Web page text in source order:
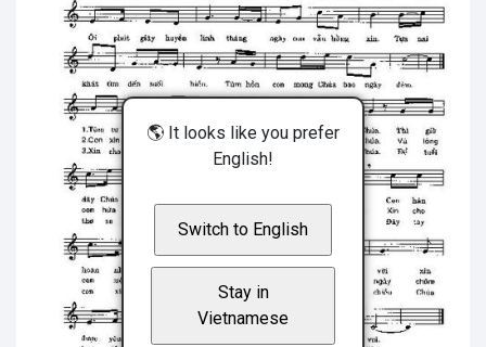
🌎 It looks like you prefer
English!
Switch to English
Stay in
Vietnamese